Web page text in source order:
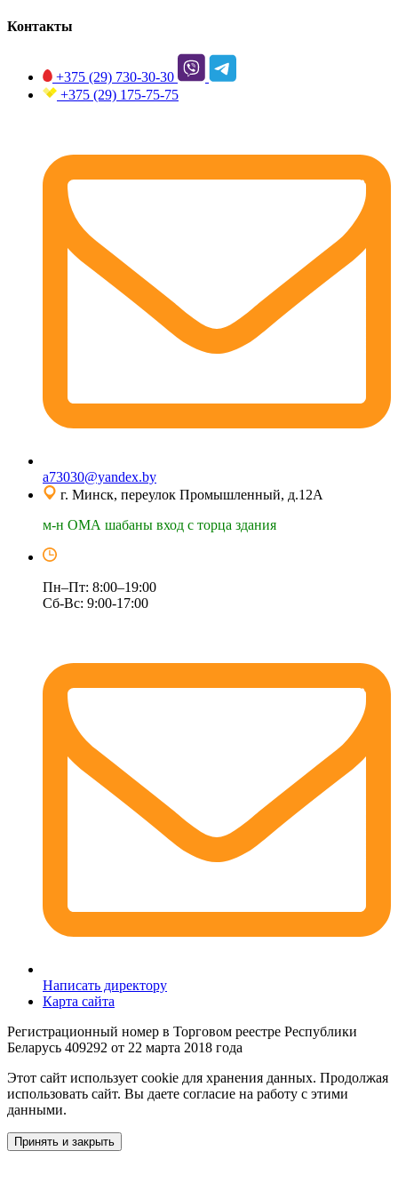
Контакты
+375 (29) 730-30-30
+375 (29) 175-75-75
a73030@yandex.by
г. Минск, переулок Промышленный, д.12А
м-н ОМА шабаны вход с торца здания
Пн–Пт: 8:00–19:00
Сб-Вс: 9:00-17:00
Написать директору
Карта сайта
Регистрационный номер в Торговом реестре Республики
Беларусь 409292 от 22 марта 2018 года
Этот сайт использует cookie для хранения данных. Продолжая
использовать сайт. Вы даете согласие на работу с этими
данными.
Принять и закрыть